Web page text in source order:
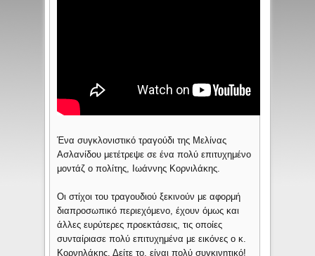
Ένα συγκλονιστικό τραγούδι της Μελίνας
Ασλανίδου μετέτρεψε σε ένα πολύ επιτυχημένο
μοντάζ ο πολίτης, Ιωάννης Κορνιλάκης.
Οι στίχοι του τραγουδιού ξεκινούν με αφορμή
διαπροσωπικό περιεχόμενο, έχουν όμως και
άλλες ευρύτερες προεκτάσεις, τις οποίες
συνταίριασε πολύ επιτυχημένα με εικόνες ο κ.
Κορνηλάκης. Δείτε το, είναι πολύ συγκινητικό!